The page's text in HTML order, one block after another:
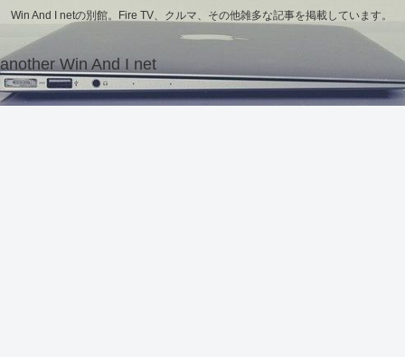
Win And I netの別館。Fire TV、クルマ、その他雑多な記事を掲載しています。
another Win And I net